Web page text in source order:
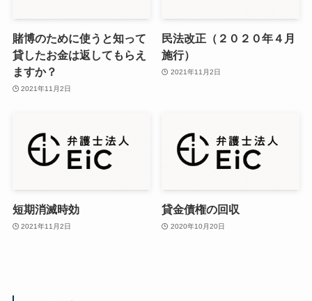
賭博のために使うと知って
貸したお金は返してもらえ
ますか？
2021年11月2日
民法改正（２０２０年４月
施行）
2021年11月2日
短期消滅時効
2021年11月2日
貸金債権の回収
2020年10月20日